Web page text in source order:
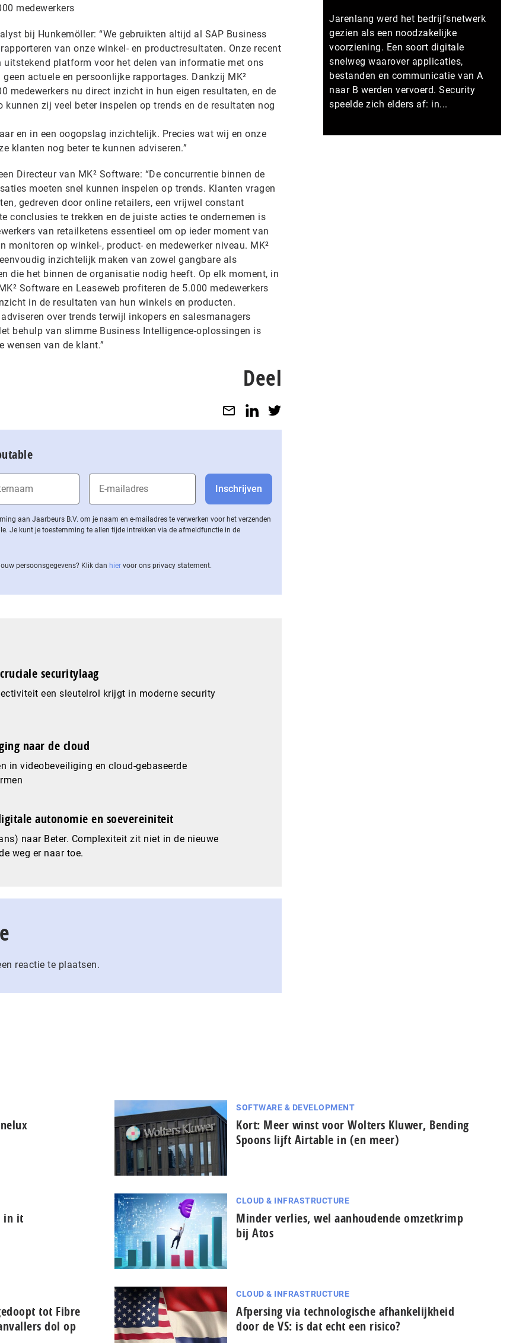
medewerkers
bij Hunkemöller: “We gebruikten altijd al SAP Business
van onze winkel- en productresultaten. Onze recent
uitstekend platform voor het delen van informatie met ons
actuele en persoonlijke rapportages. Dankzij MK²
medewerkers nu direct inzicht in hun eigen resultaten, en de
kunnen zij veel beter inspelen op trends en de resultaten nog
en in een oogopslag inzichtelijk. Precies wat wij en onze
klanten nog beter te kunnen adviseren.”
Directeur van MK² Software: “De concurrentie binnen de
moeten snel kunnen inspelen op trends. Klanten vragen
gedreven door online retailers, een vrijwel constant
conclusies te trekken en de juiste acties te ondernemen is
van retailketens essentieel om op ieder moment van
monitoren op winkel-, product- en medewerker niveau. MK²
inzichtelijk maken van zowel gangbare als
die het binnen de organisatie nodig heeft. Op elk moment, in
Software en Leaseweb profiteren de 5.000 medewerkers
in de resultaten van hun winkels en producten.
over trends terwijl inkopers en salesmanagers
behulp van slimme Business Intelligence-oplossingen is
wensen van de klant.”
Deel
aan Jaarbeurs B.V. om je naam en e-mailadres te verwerken voor het verzenden
Je kunt je toestemming te allen tijde intrekken via de af­meld­func­tie in de
per­soons­ge­ge­vens? Klik dan hier voor ons privacy statement.
securitylaag
een sleutelrol krijgt in moderne security
naar de cloud
in videobeveiliging en cloud-gebaseerde
autonomie en soevereiniteit
naar Beter. Complexiteit zit niet in de nieuwe
weg er naar toe.
reactie te plaatsen.
Jarenlang werd het bedrijfsnetwerk
gezien als een noodzakelijke
voorziening. Een soort digitale
snelweg waarover applicaties,
bestanden en communicatie van A
naar B werden vervoerd. Security
speelde zich elders af: in...
SOFTWARE & DEVELOPMENT
Kort: Meer winst voor Wolters Kluwer, Bending
Spoons lijft Airtable in (en meer)
in it
CLOUD & INFRASTRUCTURE
Minder verlies, wel aanhoudende omzetkrimp
bij Atos
tot Fibre
dol op
CLOUD & INFRASTRUCTURE
Afpersing via technologische afhankelijkheid
door de VS: is dat echt een risico?